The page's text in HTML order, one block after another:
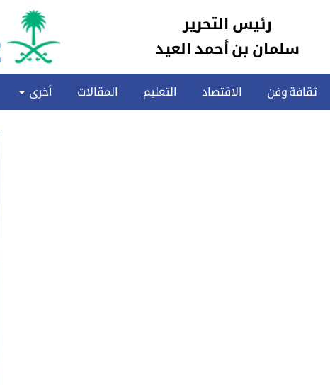
رئيس التحرير
سلمان بن أحمد العيد
ثقافة وفن الاقتصاد التعليم المقالات أخرى